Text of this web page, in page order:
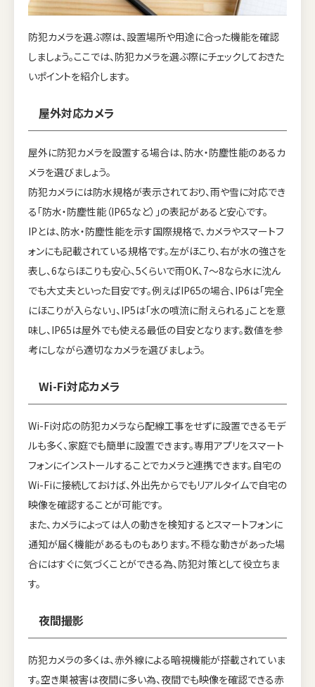
防犯カメラを選ぶ際は、設置場所や用途に合った機能を確認
しましょう。ここでは、防犯カメラを選ぶ際にチェックしておきた
いポイントを紹介します。
屋外対応カメラ
屋外に防犯カメラを設置する場合は、防水・防塵性能のあるカ
メラを選びましょう。
防犯カメラには防水規格が表示されており、雨や雪に対応でき
る「防水・防塵性能（IP65など）」の表記があると安心です。
IPとは、防水・防塵性能を示す国際規格で、カメラやスマートフ
ォンにも記載されている規格です。左がほこり、右が水の強さを
表し、6ならほこりも安心、5くらいで雨OK、7〜8なら水に沈ん
でも大丈夫といった目安です。例えばIP65の場合、IP6は「完全
にほこりが入らない」、IP5は「水の噴流に耐えられる」ことを意
味し、IP65は屋外でも使える最低の目安となります。数値を参
考にしながら適切なカメラを選びましょう。
Wi-Fi対応カメラ
Wi-Fi対応の防犯カメラなら配線工事をせずに設置できるモデ
ルも多く、家庭でも簡単に設置できます。専用アプリをスマート
フォンにインストールすることでカメラと連携できます。自宅の
Wi-Fiに接続しておけば、外出先からでもリアルタイムで自宅の
映像を確認することが可能です。
また、カメラによっては人の動きを検知するとスマートフォンに
通知が届く機能があるものもあります。不穏な動きがあった場
合にはすぐに気づくことができる為、防犯対策として役立ちま
す。
夜間撮影
防犯カメラの多くは、赤外線による暗視機能が搭載されていま
す。空き巣被害は夜間に多い為、夜間でも映像を確認できる赤